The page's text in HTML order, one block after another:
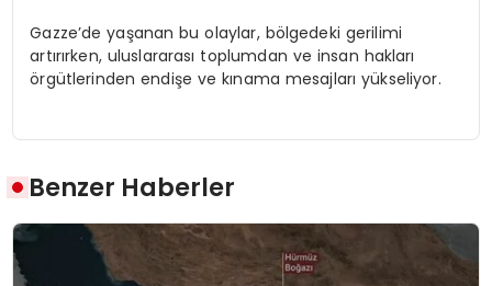
Gazze’de yaşanan bu olaylar, bölgedeki gerilimi
artırırken, uluslararası toplumdan ve insan hakları
örgütlerinden endişe ve kınama mesajları yükseliyor.
Benzer Haberler